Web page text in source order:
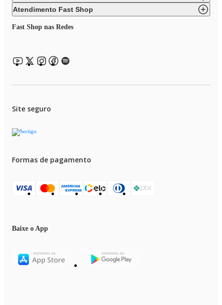
Atendimento Fast Shop
Fast Shop nas Redes
Site seguro
Formas de pagamento
Baixe o App